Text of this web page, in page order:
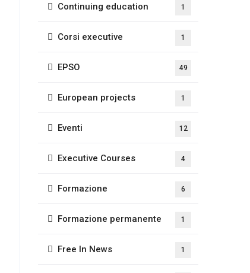
Continuing education 1
Corsi executive 1
EPSO 49
European projects 1
Eventi 12
Executive Courses 4
Formazione 6
Formazione permanente 1
Free In News 1